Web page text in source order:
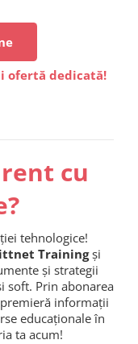
ofertă dedicată!
cu
tehnologice!
Trainingși
și strategii
soft. Prin abonarea
informații
educaționale în
ta acum!